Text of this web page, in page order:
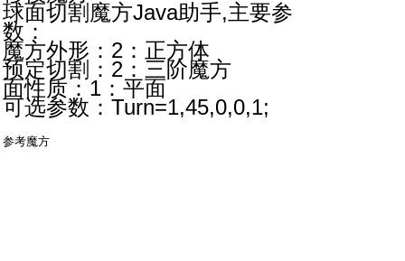
球面切割魔方Java助手,主要参
数：
魔方外形：2：正方体
预定切割：2：三阶魔方
面性质：1：平面
可选参数：Turn=1,45,0,0,1;
参考魔方